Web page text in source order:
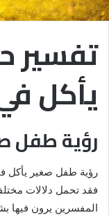
تفسير
يأكل
رؤية طفل
رؤية طفل صغير يأكل
فقد تحمل دلالات
المفسرين يرون فيها